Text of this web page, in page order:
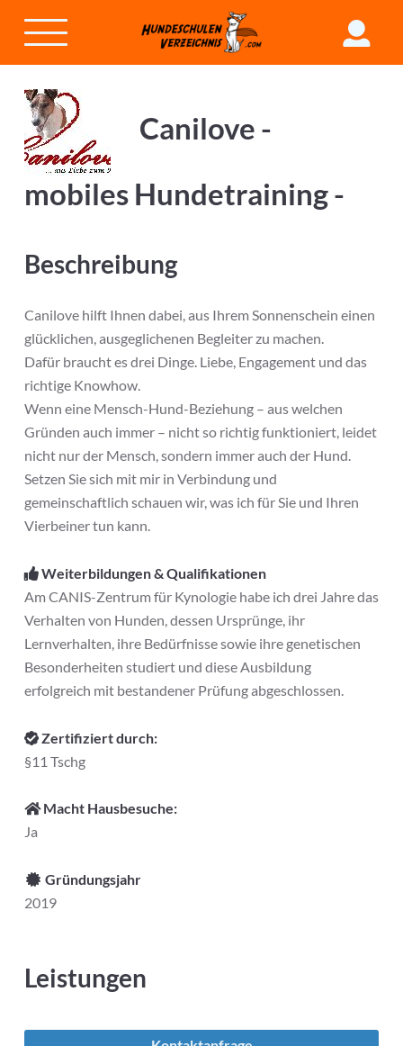
Canilove -
mobiles Hundetraining -
Beschreibung
Canilove hilft Ihnen dabei, aus Ihrem Sonnenschein einen
glücklichen, ausgeglichenen Begleiter zu machen.
Dafür braucht es drei Dinge. Liebe, Engagement und das
richtige Knowhow.
Wenn eine Mensch-Hund-Beziehung – aus welchen
Gründen auch immer – nicht so richtig funktioniert, leidet
nicht nur der Mensch, sondern immer auch der Hund.
Setzen Sie sich mit mir in Verbindung und
gemeinschaftlich schauen wir, was ich für Sie und Ihren
Vierbeiner tun kann.
Weiterbildungen & Qualifikationen
Am CANIS-Zentrum für Kynologie habe ich drei Jahre das
Verhalten von Hunden, dessen Ursprünge, ihr
Lernverhalten, ihre Bedürfnisse sowie ihre genetischen
Besonderheiten studiert und diese Ausbildung
erfolgreich mit bestandener Prüfung abgeschlossen.
Zertifiziert durch:
§11 Tschg
Macht Hausbesuche:
Ja
Gründungsjahr
2019
Leistungen